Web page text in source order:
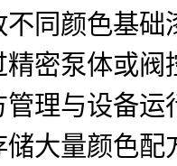
同颜色基础
密泵体或阀
理与设备运
大量颜色